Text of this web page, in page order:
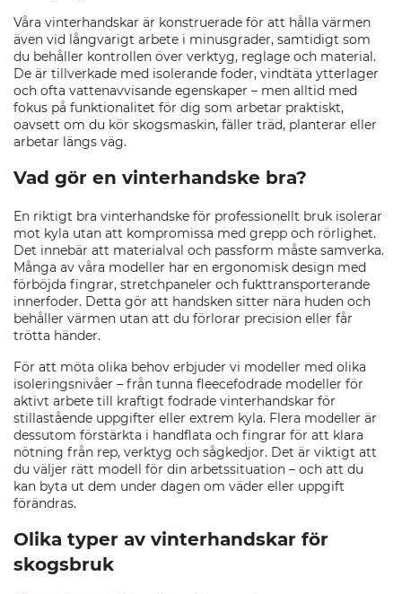
Våra vinterhandskar är konstruerade för att hålla värmen
även vid långvarigt arbete i minusgrader, samtidigt som
du behåller kontrollen över verktyg, reglage och material.
De är tillverkade med isolerande foder, vindtäta ytterlager
och ofta vattenavvisande egenskaper – men alltid med
fokus på funktionalitet för dig som arbetar praktiskt,
oavsett om du kör skogsmaskin, fäller träd, planterar eller
arbetar längs väg.
Vad gör en vinterhandske bra?
En riktigt bra vinterhandske för professionellt bruk isolerar
mot kyla utan att kompromissa med grepp och rörlighet.
Det innebär att materialval och passform måste samverka.
Många av våra modeller har en ergonomisk design med
förböjda fingrar, stretchpaneler och fukttransporterande
innerfoder. Detta gör att handsken sitter nära huden och
behåller värmen utan att du förlorar precision eller får
trötta händer.
För att möta olika behov erbjuder vi modeller med olika
isoleringsnivåer – från tunna fleecefodrade modeller för
aktivt arbete till kraftigt fodrade vinterhandskar för
stillastående uppgifter eller extrem kyla. Flera modeller är
dessutom förstärkta i handflata och fingrar för att klara
nötning från rep, verktyg och sågkedjor. Det är viktigt att
du väljer rätt modell för din arbetssituation – och att du
kan byta ut dem under dagen om väder eller uppgift
förändras.
Olika typer av vinterhandskar för
skogsbruk